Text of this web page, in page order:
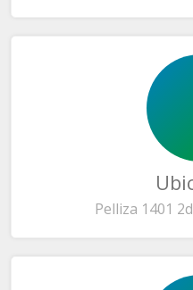
Pelliza 1401